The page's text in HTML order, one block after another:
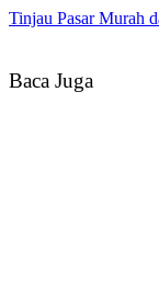
Tinjau Pasar Murah
Baca Juga